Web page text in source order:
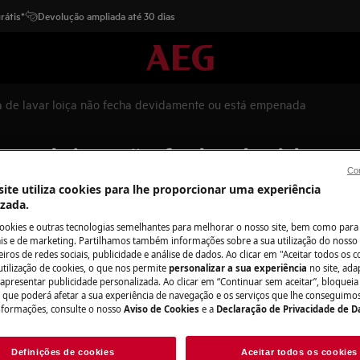
Devolução ampliada até 30 dias
de lavar loiça não fecha devidamente ou está empenada
loiça não fecha
devidamente ou está empenada.
fazer com que a porta da
ou fique empenada.
Peças e
Encontre as
seu
os diretamente
utiliza cookies para lhe proporcionar uma experiência
e outras tecnologias semelhantes para melhorar o nosso site, bem como
e de marketing. Partilhamos também informações sobre a sua utilização do nosso
de redes sociais, publicidade e análise de dados. Ao clicar em "Aceitar todos os
de cookies, o que nos permite personalizar a sua experiência no site,
publicidade personalizada. Ao clicar em “Continuar sem aceitar”,
que poderá afetar a sua experiência de navegação e os serviços que lhe
consulte o nosso Aviso de Cookies e a Declaração de Privacidade de
Definições de cookies Aceitar todos os cookies